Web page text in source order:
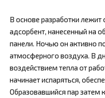
В основе разработки
адсорбент, нанесенный на
панели. Ночью он активно
атмосферного воздуха. В
воздействием тепла от
начинает испаряться,
Образовавшийся пар затем